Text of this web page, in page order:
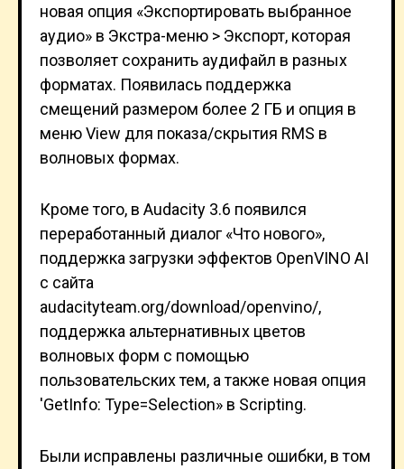
новая опция «Экспортировать выбранное
аудио» в Экстра-меню > Экспорт, которая
позволяет сохранить аудифайл в разных
форматах. Появилась поддержка
смещений размером более 2 ГБ и опция в
меню View для показа/скрытия RMS в
волновых формах.
Кроме того, в Audacity 3.6 появился
переработанный диалог «Что нового»,
поддержка загрузки эффектов OpenVINO AI
с сайта
audacityteam.org/download/openvino/,
поддержка альтернативных цветов
волновых форм с помощью
пользовательских тем, а также новая опция
'GetInfo: Type=Selection» в Scripting.
Были исправлены различные ошибки, в том